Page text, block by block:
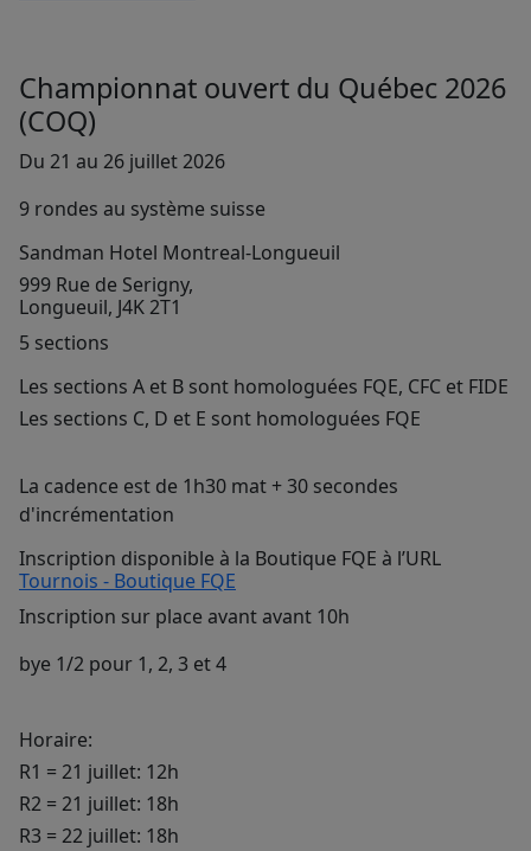
Championnat ouvert du Québec 2026
(COQ)
Du 21 au 26 juillet 2026
9 rondes au système suisse
Sandman Hotel Montreal-Longueuil
999 Rue de Serigny,
Longueuil, J4K 2T1
5 sections
Les sections A et B sont homologuées FQE, CFC et FIDE
Les sections C, D et E sont homologuées FQE
La cadence est de 1h30 mat + 30 secondes
d'incrémentation
Inscription disponible à la Boutique FQE à l’URL
Tournois - Boutique FQE
Inscription sur place avant avant 10h
bye 1/2 pour 1, 2, 3 et 4
Horaire:
R1 = 21 juillet: 12h
R2 = 21 juillet: 18h
R3 = 22 juillet: 18h